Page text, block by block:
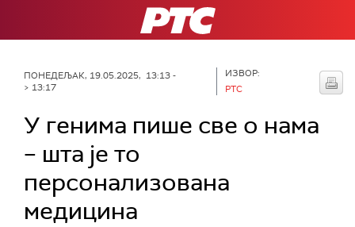
РТС
ПОНЕДЕЉАК, 19.05.2025, 13:13 -
> 13:17
ИЗВОР:
РТС
У генима пише све о нама
– шта је то
персонализована
медицина